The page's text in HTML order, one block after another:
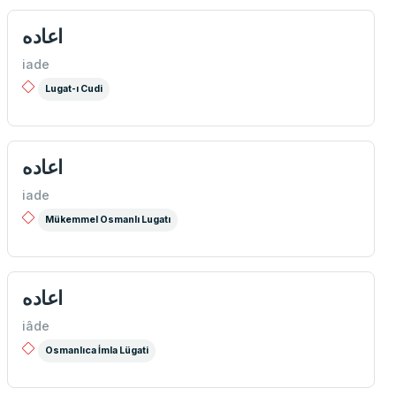
اعاده
iade
Lugat-ı Cudi
اعاده
iade
Mükemmel Osmanlı Lugatı
اعاده
iâde
Osmanlıca İmla Lügati